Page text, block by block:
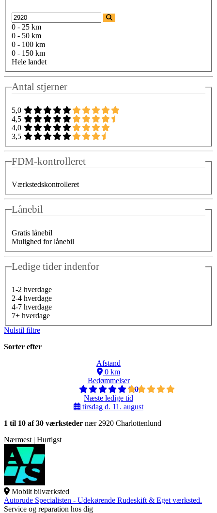
0 - 25 km
0 - 50 km
0 - 100 km
0 - 150 km
Hele landet
Antal stjerner
5,0
4,5
4,0
3,5
FDM-kontrolleret
Værkstedskontrolleret
Lånebil
Gratis lånebil
Mulighed for lånebil
Ledige tider indenfor
1-2 hverdage
2-4 hverdage
4-7 hverdage
7+ hverdage
Nulstil filtre
Sorter efter
Afstand
0 km
Bedømmelser
5,0
Næste ledige tid
tirsdag d. 11. august
1 til 10 af 30 værksteder nær 2920 Charlottenlund
Nærmest | Hurtigst
Mobilt bilværksted
Autorude Specialisten - Udekørende Rudeskift & Eget værksted.
Service og reparation hos dig